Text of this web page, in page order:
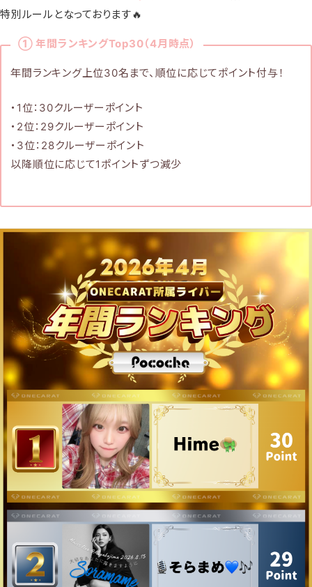
特別ルールとなっております🔥
① 年間ランキングTop30（4月時点）
年間ランキング上位30名まで、順位に応じてポイント付与！
・1位：30クルーザーポイント
・2位：29クルーザーポイント
・3位：28クルーザーポイント
以降順位に応じて1ポイントずつ減少